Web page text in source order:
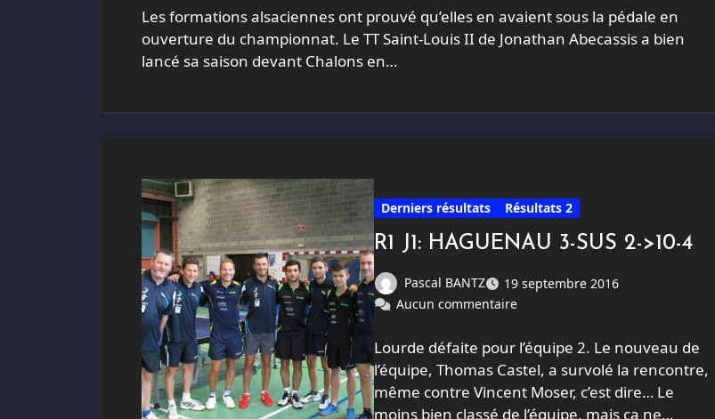
Les formations alsaciennes ont prouvé qu’elles en avaient sous la pédale en
ouverture du championnat. Le TT Saint-Louis II de Jonathan Abecassis a bien
lancé sa saison devant Chalons en…
Derniers résultats Résultats 2
R1 J1: HAGUENAU 3-SUS 2->10-4
Pascal BANTZ
19 septembre 2016
Aucun commentaire
Lourde défaite pour l’équipe 2. Le nouveau de
l’équipe, Thomas Castel, a survolé la rencontre,
même contre Vincent Moser, c’est dire… Le
moins bien classé de l’équipe, mais ça ne…